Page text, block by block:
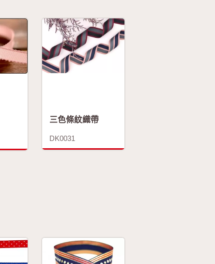
三色條紋織帶
DK0031